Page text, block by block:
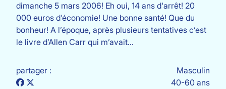
dimanche 5 mars 2006! Eh oui, 14 ans d'arrêt! 20
000 euros d'économie! Une bonne santé! Que du
bonheur! A l’époque, après plusieurs tentatives c’est
le livre d’Allen Carr qui m’avait…
partager :
Masculin
40-60 ans